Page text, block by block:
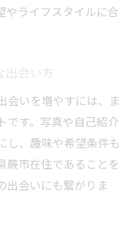
やライフスタイルに合
出会い方
会いを増やすには、ま
です。写真や自己紹介
し、趣味や希望条件も
蕨市在住であることを
出会いにも繋がりま